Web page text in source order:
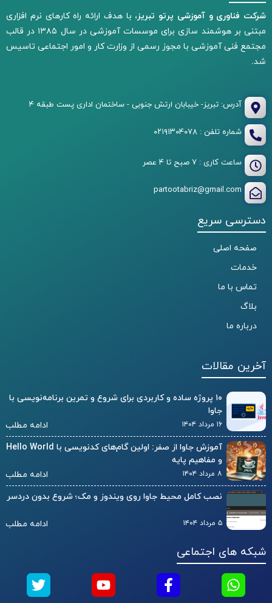
شرکت فناوری و آموزشی پرتو تبریز، با هدف ارائه راه کارهای نرم افزاری
مبتنی بر هوشمند سازی برای موسسات آموزشی در سال ۱۳۸۵ در قالب
مجتمع فنی آموزشی با مجوز رسمی از وزارت کار و امور اجتماعی تاسیس
شد.
آدرس: تبریز- خیبابان ارتش جنوبی - ساختمان اداری پست طبقه ۴
شماره تلفن : ۰۲۱۹۱۳۰۴۰۷۸
ساعت کاری : ۷ صبح تا ۴ عصر
partootabriz@gmail.com
دسترسی سریع
صفحه اصلی
خدمات
تماس با ما
بلاگ
درباره ما
آخرین مقالات
۱۰ پروژه ساده و کاربردی برای شروع و تمرین برنامه‌نویسی با
جاوا
۱۶ مرداد ۱۴۰۴
ادامه مطلب
آموزش جاوا از صفر: اولین گام‌های کدنویسی با Hello World
و مفاهیم پایه
۸ مرداد ۱۴۰۴
ادامه مطلب
نصب کامل محیط جاوا روی ویندوز و مک؛ شروع بدون دردسر
۵ مرداد ۱۴۰۴ ادامه مطلب
شبکه های اجتماعی